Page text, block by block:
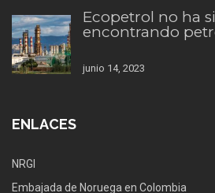
Ecopetrol no ha
encontrando
junio 14, 2023
ENLACES
NRGI
Embajada de Noruega en Colombia